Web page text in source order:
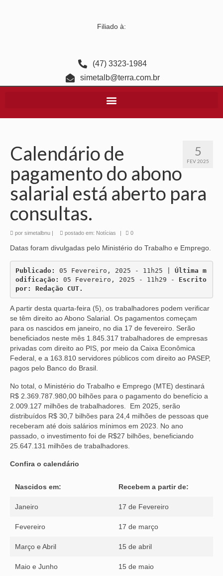
Filiado à:
(47) 3323-1984
simetalb@terra.com.br
5
FEV 2025
Calendário de
pagamento do abono
salarial está aberto para
consultas.
por simetalbnu postado em: Notícias 0
Datas foram divulgadas pelo Ministério do Trabalho e Emprego.
Publicado: 05 Fevereiro, 2025 - 11h25 | Última m
odificação:
05 Fevereiro, 2025 - 11h29 - Escrito
por: Redação CUT.
A partir desta quarta-feira (5), os trabalhadores podem verificar
se têm direito ao Abono Salarial. Os pagamentos começam
para os nascidos em janeiro, no dia 17 de fevereiro. Serão
beneficiados neste mês 1.845.317 trabalhadores de empresas
privadas com direito ao PIS, por meio da Caixa Econômica
Federal, e a 163.810 servidores públicos com direito ao PASEP,
pagos pelo Banco do Brasil.
No total, o Ministério do Trabalho e Emprego (MTE) destinará
R$ 2.369.787.980,00 bilhões para o pagamento do benefício a
2.009.127 milhões de trabalhadores. Em 2025, serão
distribuídos R$ 30,7 bilhões para 24,4 milhões de pessoas que
receberam até dois salários mínimos em 2023. No ano
passado, o investimento foi de R$27 bilhões, beneficiando
25.647.131 milhões de trabalhadores.
Confira o calendário
Nascidos em: Recebem a partir de:
Janeiro 17 de Fevereiro
Fevereiro 17 de março
Março e Abril 15 de abril
Maio e Junho 15 de maio